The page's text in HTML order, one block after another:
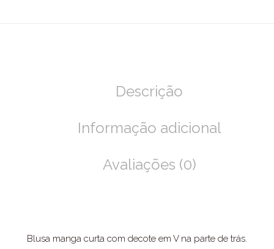
Descrição
Informação adicional
Avaliações (0)
Blusa manga curta com decote em V na parte de trás.